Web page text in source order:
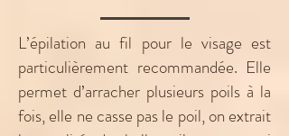
L’épilation au fil pour le visage est
particulièrement recommandée. Elle
permet d’arracher plusieurs poils à la
fois, elle ne casse pas le poil, on extrait